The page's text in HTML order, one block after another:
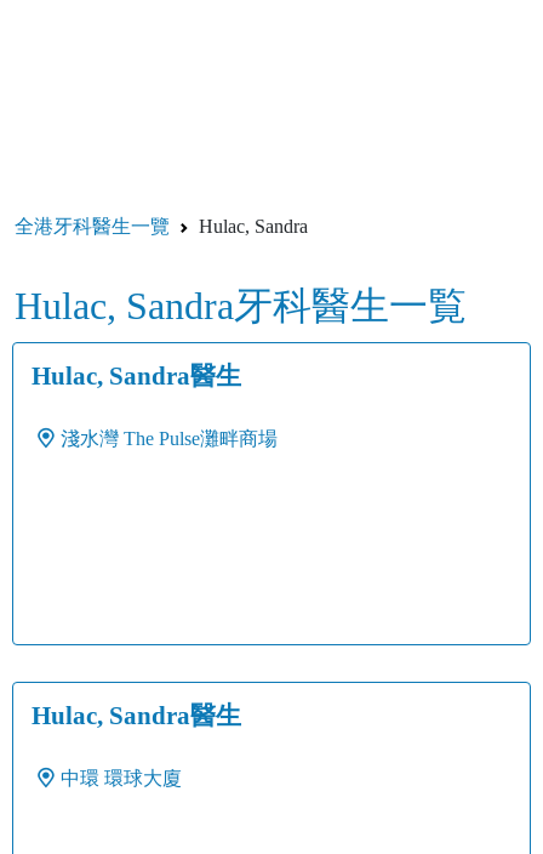
全港牙科醫生一覽 Hulac, Sandra
Hulac, Sandra牙科醫生一覧
Hulac, Sandra醫生
淺水灣 The Pulse灘畔商場
Hulac, Sandra醫生
中環 環球大廈